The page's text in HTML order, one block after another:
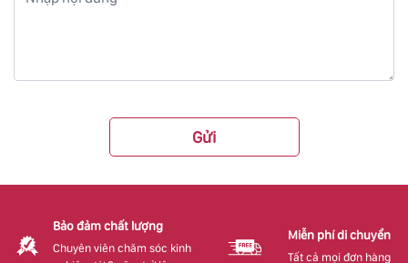
Gửi
Bảo đảm chất lượng
Chuyên viên chăm sóc kinh
Miễn phí di chuyển
Tất cả mọi đơn hàng